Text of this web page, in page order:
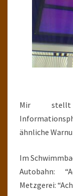
Mir stellt
ähnliche
Im
Autobahn:
Metzgerei: